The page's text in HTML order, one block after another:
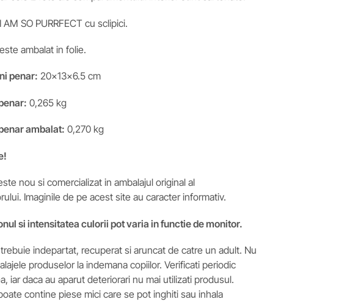
AM SO PURRFECT cu sclipici.
ambalat in folie.
penar: 20x13x6.5 cm
0,265 kg
ambalat: 0,270 kg
nou si comercializat in ambalajul original al
Imaginile de pe acest site au caracter informativ.
si intensitatea culorii pot varia in functie de monitor.
indepartat, recuperat si aruncat de catre un adult. Nu
produselor la indemana copiilor. Verificati periodic
iar daca au aparut deteriorari nu mai utilizati produsul.
contine piese mici care se pot inghiti sau inhala